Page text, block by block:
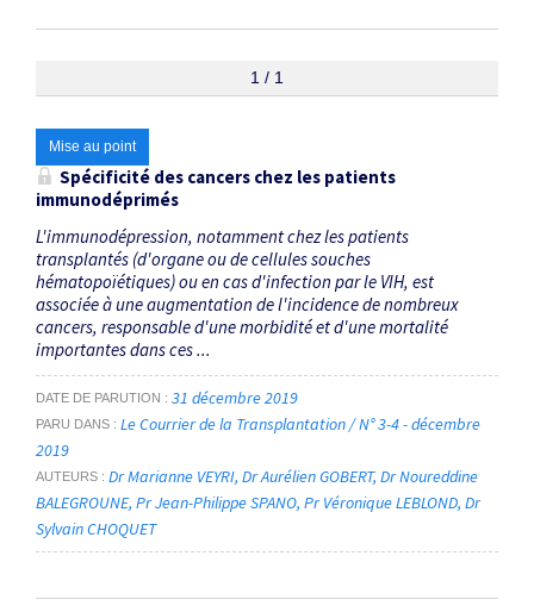
1 / 1
Mise au point
Spécificité des cancers chez les patients
immunodéprimés
L'immunodépression, notamment chez les patients
transplantés (d'organe ou de cellules souches
hématopoïétiques) ou en cas d'infection par le VIH, est
associée à une augmentation de l'incidence de nombreux
cancers, responsable d'une morbidité et d'une mortalité
importantes dans ces ...
DATE DE PARUTION 31 décembre 2019
PARU DANS
Le Courrier de la Transplantation / N° 3-4 - décembre
2019
AUTEURS Dr Marianne VEYRI Dr Aurélien GOBERT Dr Noureddine
BALEGROUNE Pr Jean-Philippe SPANO Pr Véronique LEBLOND Dr
Sylvain CHOQUET